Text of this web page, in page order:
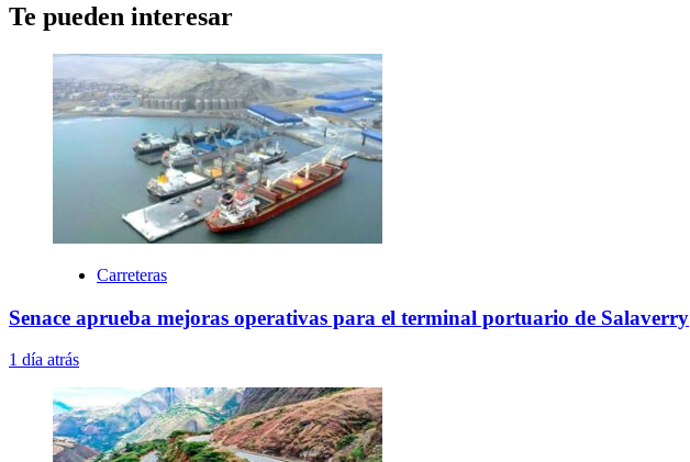
Te pueden interesar
Carreteras
Senace aprueba mejoras operativas para el terminal portuario de Salaverry
1 día atrás